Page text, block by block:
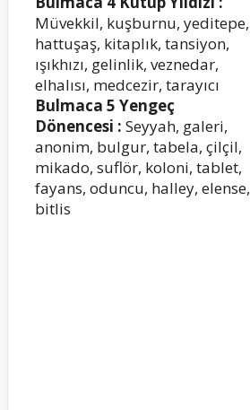
Müvekkil, kuşburnu, yeditepe,
hattuşaş, kitaplık, tansiyon,
ışıkhızı, gelinlik, veznedar,
elhalısı, medcezir, tarayıcı
Bulmaca 5 Yengeç
Dönencesi : Seyyah, galeri,
anonim, bulgur, tabela, çilçil,
mikado, suflör, koloni, tablet,
fayans, oduncu, halley, elense,
bitlis